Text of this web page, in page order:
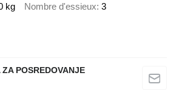
kg Nombre d'essieux 3
POSREDOVANJE